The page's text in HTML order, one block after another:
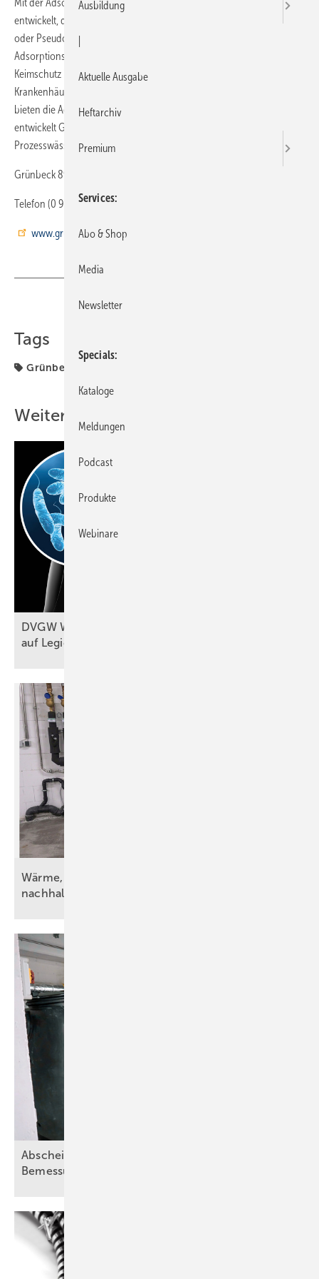
Mit der Adsorptionsanlage safeliQ:EA30 hat Grünbeck ein Verfahren
entwickelt, das Erreger (beispielsweise Legionellen, E.coli-Bakterien
oder Pseudomonaden) aus dem Trinkwasser entfernt. Die
Adsorptionsanlage sorgt laut Anbieter für 99,999-prozentigen
Keimschutz im Trinkwasser. Gerade in sensiblen Bereichen, wie
Krankenhäusern, Pflegeheimen oder öffentlichen Einrichtungen,
bieten die Adsorber Schutz vor Keimen und Bakterien. Darüber hinaus
entwickelt Grünbeck Systemlösungen zum hygienischen Schutz von
Prozesswässern.
Grünbeck 89420 Höchstädt
Telefon (0 90 74) 41-4 11
www.gruenbeck.de
Teilen
Tags
Grünbeck
Weitere Inhalte
DVGW W 551-1 (A): Probennahmen
auf Legionellen im
Wärme, Kälte, Wasser und Strom – vorsätzlich
nachhaltig
Abscheideranlagen für Fette – Teil 2:
Bemessungsgrundsätze
Ausbildung
Aktuelle Ausgabe
Heftarchiv
Premium
Services
Abo & Shop
Media
Newsletter
Specials
Kataloge
Meldungen
Podcast
Produkte
Webinare